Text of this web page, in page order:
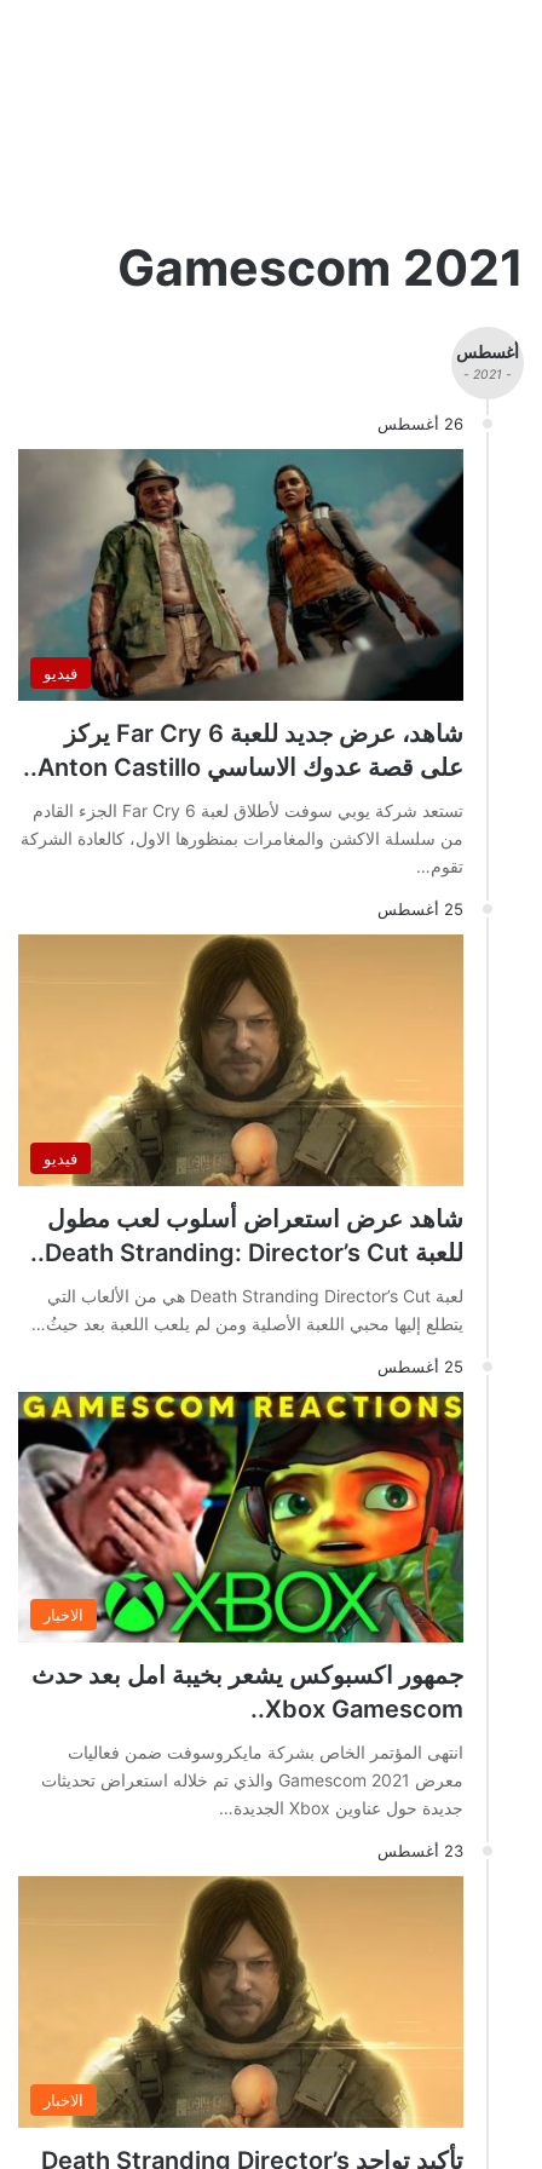
2021 Gamescom
أغسطس
- 2021 -
26 أغسطس
فيديو
شاهد، عرض جديد للعبة Far Cry 6 يركز
على قصة عدوك الاساسي Anton Castillo..
تستعد شركة يوبي سوفت لأطلاق لعبة Far Cry 6 الجزء القادم
من سلسلة الاكشن والمغامرات بمنظورها الاول، كالعادة الشركة
تقوم…
25 أغسطس
فيديو
شاهد عرض استعراض أسلوب لعب مطول
للعبة Death Stranding: Director’s Cut..
لعبة Death Stranding Director’s Cut هي من الألعاب التي
يتطلع إليها محبي اللعبة الأصلية ومن لم يلعب اللعبة بعد حيثُ…
25 أغسطس
الاخبار
جمهور اكسبوكس يشعر بخيبة امل بعد حدث
Xbox Gamescom..
انتهى المؤتمر الخاص بشركة مايكروسوفت ضمن فعاليات
معرض Gamescom 2021 والذي تم خلاله استعراض تحديثات
جديدة حول عناوين Xbox الجديدة…
23 أغسطس
الاخبار
تأكيد تواجد Death Stranding Director’s